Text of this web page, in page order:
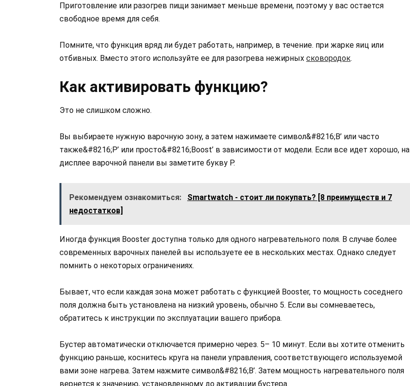
Приготовление или разогрев пищи занимает меньше времени, поэтому у вас остается
свободное время для себя.
Помните, что функция вряд ли будет работать, например, в течение. при жарке яиц или
отбивных. Вместо этого используйте ее для разогрева нежирных сковородок.
Как активировать функцию?
Это не слишком сложно.
Вы выбираете нужную варочную зону, а затем нажимаете символ&#8216;B’ или часто
также&#8216;P’ или просто&#8216;Boost’ в зависимости от модели. Если все идет хорошо, на
дисплее варочной панели вы заметите букву P.
Рекомендуем ознакомиться:
Smartwatch - стоит ли покупать? [8 преимуществ и 7
недостатков]
Иногда функция Booster доступна только для одного нагревательного поля. В случае более
современных варочных панелей вы используете ее в нескольких местах. Однако следует
помнить о некоторых ограничениях.
Бывает, что если каждая зона может работать с функцией Booster, то мощность соседнего
поля должна быть установлена на низкий уровень, обычно 5. Если вы сомневаетесь,
обратитесь к инструкции по эксплуатации вашего прибора.
Бустер автоматически отключается примерно через. 5– 10 минут. Если вы хотите отменить
функцию раньше, коснитесь круга на панели управления, соответствующего используемой
вами зоне нагрева. Затем нажмите символ&#8216;B’. Затем мощность нагревательного поля
вернется к значению, установленному до активации бустера.